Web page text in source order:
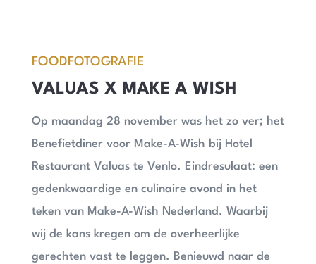
FOODFOTOGRAFIE
VALUAS X MAKE A WISH
Op maandag 28 november was het zo ver; het
Benefietdiner voor Make-A-Wish bij Hotel
Restaurant Valuas te Venlo. Eindresulaat: een
gedenkwaardige en culinaire avond in het
teken van Make-A-Wish Nederland. Waarbij
wij de kans kregen om de overheerlijke
gerechten vast te leggen. Benieuwd naar de